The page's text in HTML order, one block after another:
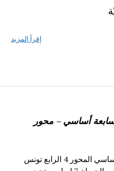
أساسي – محور
شرح قصيدة تونس الجميلة 7 اساسي المحور 4 الرابع تونس
إقرأ المزيد